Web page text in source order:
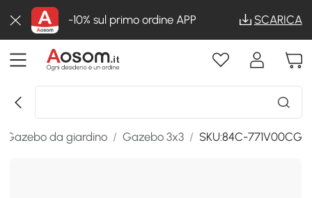
-10% sul primo ordine APP SCARICA
Gazebo da giardino / Gazebo 3x3 / SKU:84C-771V00CG